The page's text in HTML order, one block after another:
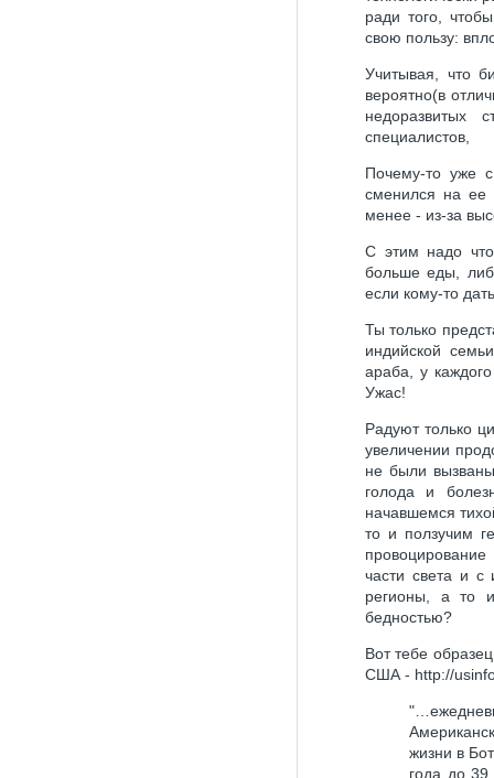
ради того,
свою пользу:
Учитывая, что
вероятно(в
недоразвитых
специалистов,
Почему-то уже
сменился на ее
менее - из-за
С этим надо
больше еды,
если кому-то
Ты только
индийской
араба, у
Ужас!
Радуют только
увеличении
не были
голода и
начавшемся
то и ползучим
части света и с
регионы, а то
бедностью?
Вот тебе
США - http://
жизни в
года до